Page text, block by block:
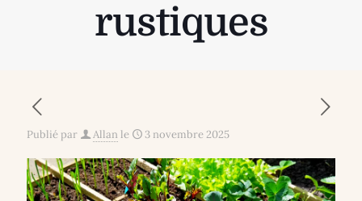
rustiques
Publié par Allan le 3 novembre 2025